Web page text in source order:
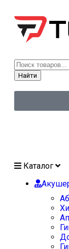
Найти
Каталог